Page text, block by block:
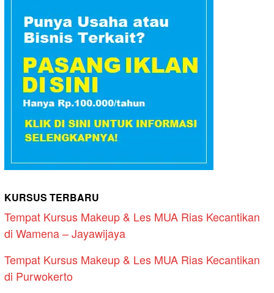
KURSUS TERBARU
Tempat Kursus Makeup & Les MUA Rias Kecantikan
di Wamena – Jayawijaya
Tempat Kursus Makeup & Les MUA Rias Kecantikan
di Purwokerto